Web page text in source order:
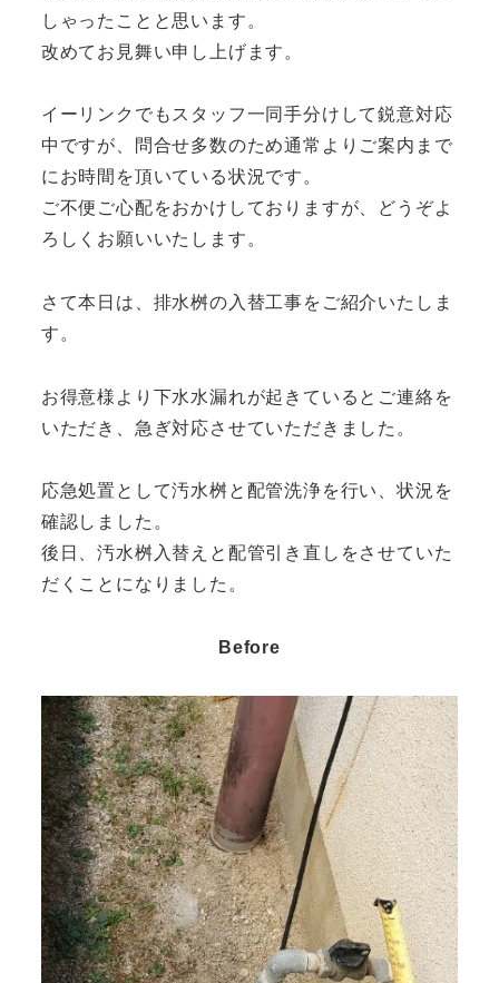
しゃったことと思います。
改めてお見舞い申し上げます。
イーリンクでもスタッフ一同手分けして鋭意対応
中ですが、問合せ多数のため通常よりご案内まで
にお時間を頂いている状況です。
ご不便ご心配をおかけしておりますが、どうぞよ
ろしくお願いいたします。
さて本日は、排水桝の入替工事をご紹介いたしま
す。
お得意様より下水水漏れが起きているとご連絡を
いただき、急ぎ対応させていただきました。
応急処置として汚水桝と配管洗浄を行い、状況を
確認しました。
後日、汚水桝入替えと配管引き直しをさせていた
だくことになりました。
Before